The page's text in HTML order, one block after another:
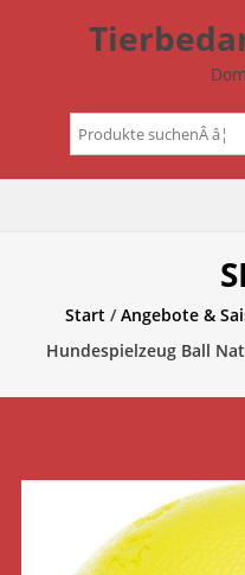
Suchen
nach:
Start /Angebote &
Hundespielzeug Ball